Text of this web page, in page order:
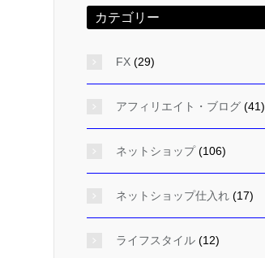
カテゴリー
FX (29)
アフィリエイト・ブログ (41)
ネットショップ(106)
ネットショップ仕入れ (17)
ライフスタイル (12)